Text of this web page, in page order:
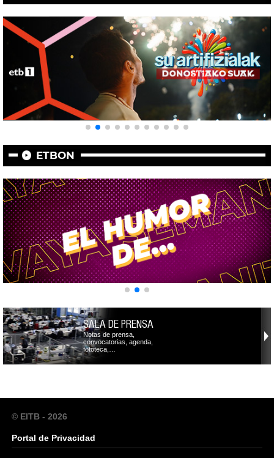
ETBON
SALA DE PRENSA
Notas de prensa,
convocatorias, agenda,
fototeca,…
© EITB - 2026
Portal de Privacidad